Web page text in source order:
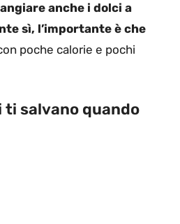
anche i dolci a
sì, l’importante è che
poche calorie e pochi
salvano quando